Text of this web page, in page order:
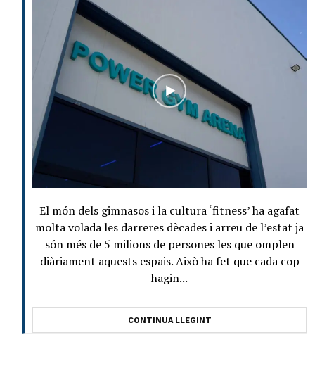
El món dels gimnasos i la cultura ‘fitness’ ha agafat
molta volada les darreres dècades i arreu de l’estat ja
són més de 5 milions de persones les que omplen
diàriament aquests espais. Això ha fet que cada cop
hagin...
CONTINUA LLEGINT